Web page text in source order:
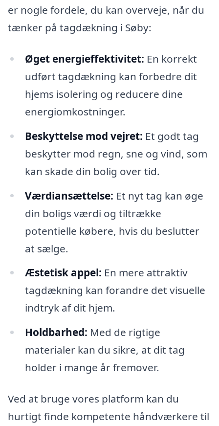
er nogle fordele, du kan overveje, når du
tænker på tagdækning i Søby:
Øget energieffektivitet: En korrekt
udført tagdækning kan forbedre dit
hjems isolering og reducere dine
energiomkostninger.
Beskyttelse mod vejret: Et godt tag
beskytter mod regn, sne og vind, som
kan skade din bolig over tid.
Værdiansættelse: Et nyt tag kan øge
din boligs værdi og tiltrække
potentielle købere, hvis du beslutter
at sælge.
Æstetisk appel: En mere attraktiv
tagdækning kan forandre det visuelle
indtryk af dit hjem.
Holdbarhed: Med de rigtige
materialer kan du sikre, at dit tag
holder i mange år fremover.
Ved at bruge vores platform kan du
hurtigt finde kompetente håndværkere til